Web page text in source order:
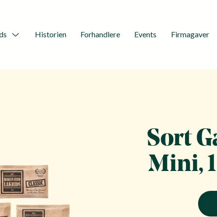
Menu
Historien Forhandlere Events Firmagaver
Sort
Mini,
Sort
–